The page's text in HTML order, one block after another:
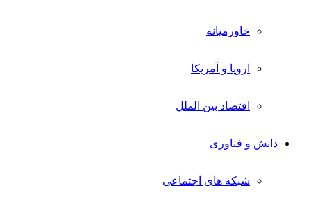
خاورمیانه
اروپا و آمریکا
اقتصاد بین الملل
دانش و فناوری
شبکه های اجتماعی